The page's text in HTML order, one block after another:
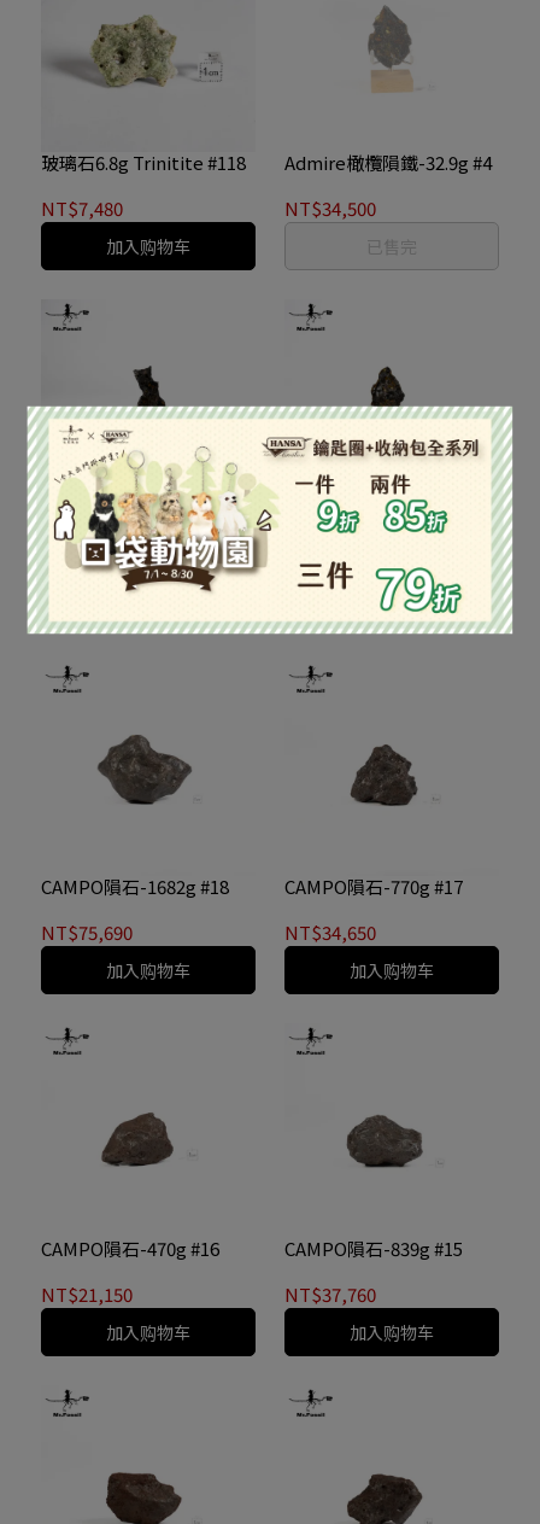
玻璃石6.8g Trinitite #118
NT$7,480
加入购物车
Admire橄欖隕鐵-32.9g #4
NT$34,500
已售完
Admire橄欖隕鐵片-118g
#2
NT$72,000
Admire橄欖隕鐵片-26.2g
NT$27,500
加入购物车
CAMPO隕石-1682g #18
NT$75,690
加入购物车
CAMPO隕石-770g #17
NT$34,650
加入购物车
CAMPO隕石-470g #16
NT$21,150
加入购物车
CAMPO隕石-839g #15
NT$37,760
加入购物车